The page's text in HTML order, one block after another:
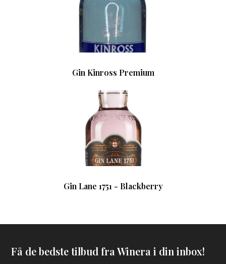
Gin Kinross Premium
Gin Lane 1751 - Blackberry
Få de bedste tilbud fra Winera i din inbox!